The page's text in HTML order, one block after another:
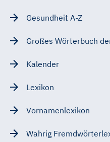
Gesundheit A-Z
Großes Wörterbuch
Kalender
Lexikon
Vornamenlexikon
Wahrig